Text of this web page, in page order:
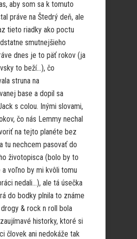
aby som sa k tomuto
práve na Štedrý deň, ale
tieto riadky ako poctu
smutnejšieho
dnes je to päť rokov (ja
to beží…), čo
struna na
base a dopil sa
s colou. Inými slovami,
čo nás Lemmy nechal
na tejto planéte bez
tu nechcem pasovať do
životopisca (bolo by to
voľno by mi kvôli tomu
nedali…), ale tá úsečka
do bodky plnila to známe
& rock n roll bola
historky, ktoré si
človek ani nedokáže tak